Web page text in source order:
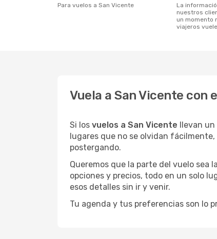
Para vuelos a San Vicente
La información de búsqueda de
nuestros
un momento
viajeros
Vuela a San Vicente
Si los vuelos a San Vicente llevan un
lugares que no se olvidan
postergando.
Queremos que la parte del vuelo sea
opciones y precios, todo en un solo
esos detalles sin ir y venir.
Tu agenda y tus preferencias son lo